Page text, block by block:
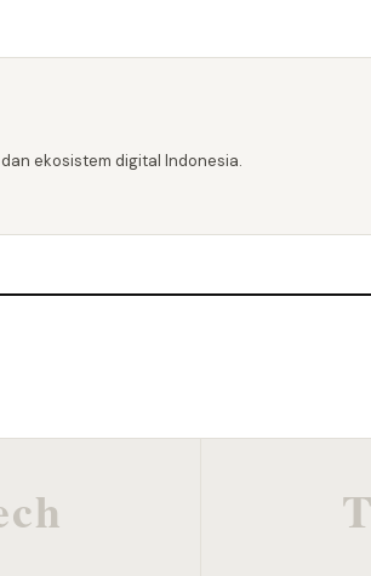
ekosistem digital Indonesia.